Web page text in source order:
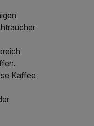
Kaffee